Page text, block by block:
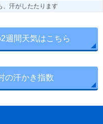
、汗がしたたります
週間天気はこちら
の汗かき指数